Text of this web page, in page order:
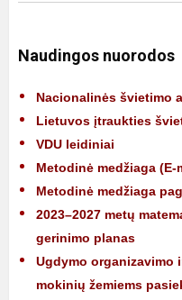
Naudingos nuorodos
Nacionalinės švietimo
Lietuvos įtraukties
VDU leidiniai
Metodinė medžiaga (E-
Metodinė medžiaga
2023–2027 metų
gerinimo planas
Ugdymo organizavimo
mokinių žemiems